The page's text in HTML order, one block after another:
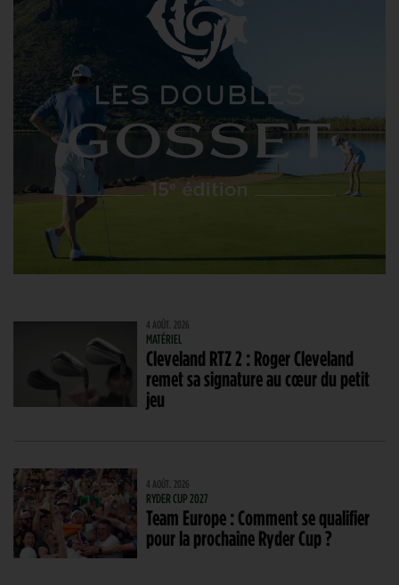
4 AOÛT. 2026
MATÉRIEL
Cleveland RTZ 2 : Roger Cleveland
remet sa signature au cœur du petit
jeu
4 AOÛT. 2026
RYDER CUP 2027
Team Europe : Comment se qualifier
pour la prochaine Ryder Cup ?